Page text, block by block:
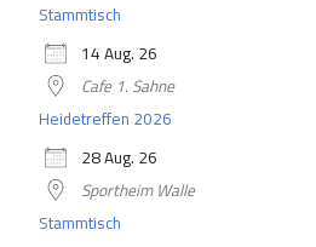
Stammtisch
14 Aug. 26
Cafe 1. Sahne
Heidetreffen 2026
28 Aug. 26
Sportheim Walle
Stammtisch